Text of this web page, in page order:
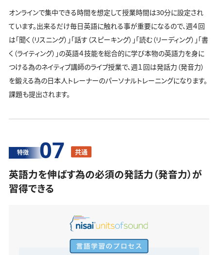
オンラインで集中できる時間を想定して授業時間は30分に設定され
ています。出来るだけ毎日英語に触れる事が重要になるので、週４回
は「聞く（リスニング）」「話す（スピーキング）」「読む（リーディング）」「書
く（ライティング）」の英語４技能を総合的に学び本物の英語力を身に
つける為のネイティブ講師のライブ授業で、週１回は発話力（発音力）
を鍛える為の日本人トレーナーのパーソナルトレーニングになります。
課題も提出されます。
特徴 07 共通
英語力を伸ばす為の必須の発話力（発音力）が
習得できる